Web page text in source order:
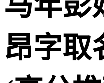
昂字取